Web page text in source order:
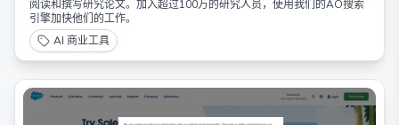
阅读和撰写研究论文。加入超过100万的研究人员，使用我们的AO搜索
引擎加快他们的工作。
AI 商业工具